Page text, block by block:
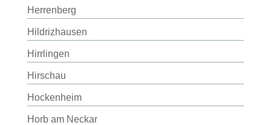
Herrenberg
Hildrizhausen
Hirrlingen
Hirschau
Hockenheim
Horb am Neckar